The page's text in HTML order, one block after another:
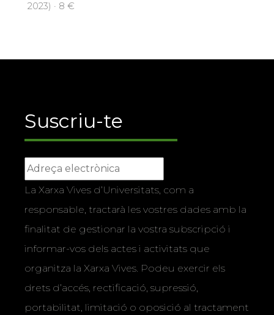
2023) · 8 €
Suscriu-te
La Xarxa Vives d’Universitats, com a
responsable, tractarà les vostres dades amb la
finalitat de gestionar la vostra subscripció i
informar-vos dels actes i activitats que
organitza la Xarxa Vives. Podeu exercir els
drets d’accés, rectificació, supressió,
portabilitat, limitació o oposició al tractament